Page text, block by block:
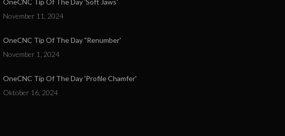
November 11, 2024
OneCNC Tip Of The Day "Renumber'
November 1, 2024
OneCNC Tip Of The Day 'Profile Chamfer'
Oktober 16, 2024